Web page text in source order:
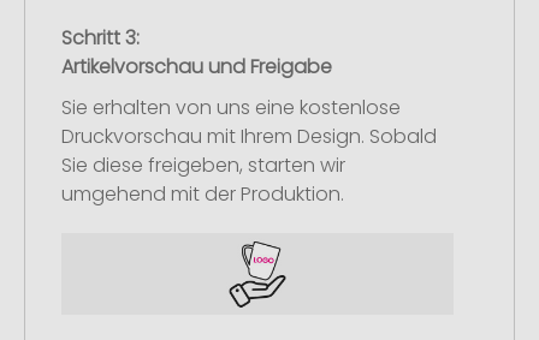
Schritt 3:
Artikelvorschau und Freigabe
Sie erhalten von uns eine kostenlose
Druckvorschau mit Ihrem Design. Sobald
Sie diese freigeben, starten wir
umgehend mit der Produktion.